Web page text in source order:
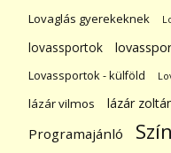
Lovaglás gyerekeknek
lovassportok
Lovassportok - külföld
lázár vilmos lázár
Programajánló